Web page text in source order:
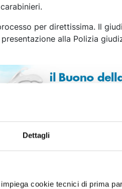
Dettagli
cookie tecnici di prima
per direttissima. Il
alla Polizia
8